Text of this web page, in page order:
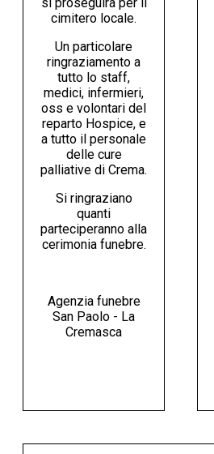
si proseguirà per il
cimitero locale.
Un particolare
ringraziamento a
tutto lo staff,
medici, infermieri,
oss e volontari del
reparto Hospice, e
a tutto il personale
delle cure
palliative di Crema.
Si ringraziano
quanti
parteciperanno alla
cerimonia funebre.
Agenzia funebre
San Paolo - La
Cremasca